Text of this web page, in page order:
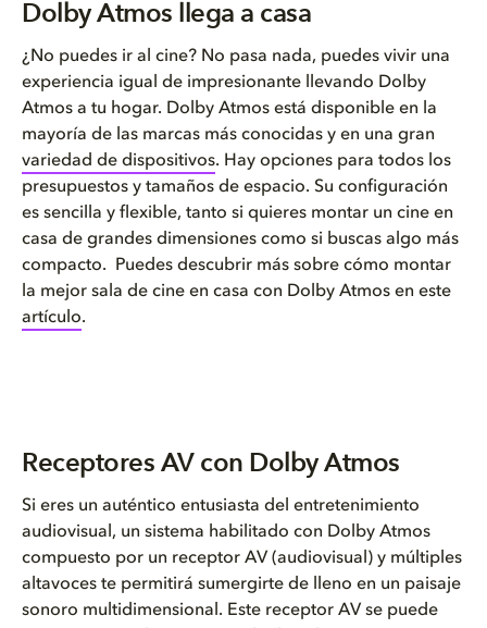
Dolby Atmos llega a casa
¿No puedes ir al cine? No pasa nada, puedes vivir una
experiencia igual de impresionante llevando Dolby
Atmos a tu hogar. Dolby Atmos está disponible en la
mayoría de las marcas más conocidas y en una gran
variedad de dispositivos. Hay opciones para todos los
presupuestos y tamaños de espacio. Su configuración
es sencilla y flexible, tanto si quieres montar un cine en
casa de grandes dimensiones como si buscas algo más
compacto. Puedes descubrir más sobre cómo montar
la mejor sala de cine en casa con Dolby Atmos en este
artículo.
Receptores AV con Dolby Atmos
Si eres un auténtico entusiasta del entretenimiento
audiovisual, un sistema habilitado con Dolby Atmos
compuesto por un receptor AV (audiovisual) y múltiples
altavoces te permitirá sumergirte de lleno en un paisaje
sonoro multidimensional. Este receptor AV se puede